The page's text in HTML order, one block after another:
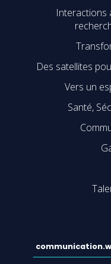
Interactions
Des satellites
Vers un
Santé,